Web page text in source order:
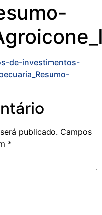
de-investimentos-
publicado. Campos
*